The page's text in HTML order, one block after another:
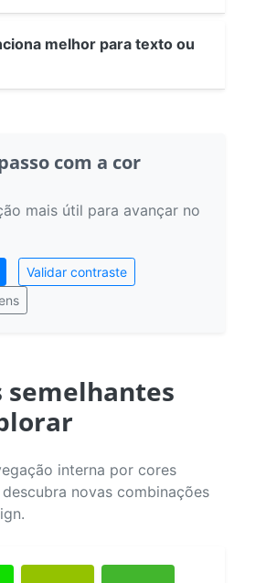
melhor para texto ou
com a cor
mais útil para avançar no
Validar contraste
semelhantes
interna por cores
novas combinações